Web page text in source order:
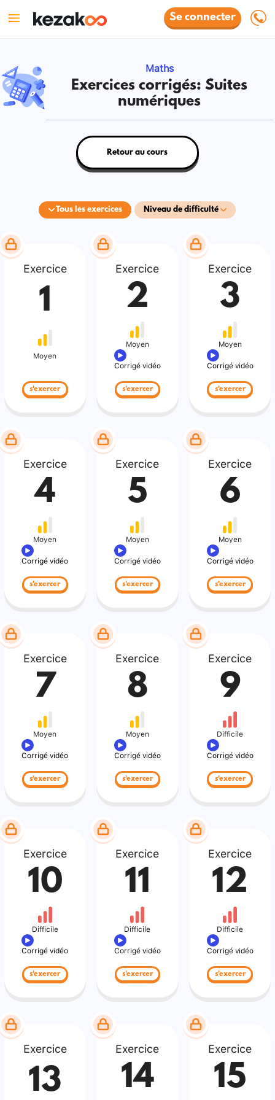
Se connecter
Maths
Exercices corrigés: Suites
numériques
Tous les exercices Niveau de difficulté
Retour au cours
Exercice
1
Moyen
s'exercer
Exercice
2
Moyen
Corrigé vidéo
s'exercer
Exercice
3
Moyen
Corrigé vidéo
s'exercer
Exercice
4
Moyen
Corrigé vidéo
s'exercer
Exercice
5
Moyen
Corrigé vidéo
s'exercer
Exercice
6
Moyen
Corrigé vidéo
s'exercer
Exercice
7
Moyen
Corrigé vidéo
s'exercer
Exercice
8
Moyen
Corrigé vidéo
s'exercer
Exercice
9
Difficile
Corrigé vidéo
s'exercer
Exercice
10
Difficile
Corrigé vidéo
s'exercer
Exercice
11
Difficile
Corrigé vidéo
s'exercer
Exercice
12
Difficile
Corrigé vidéo
s'exercer
Exercice
13
Exercice
14
Exercice
15